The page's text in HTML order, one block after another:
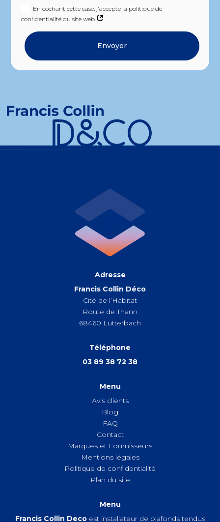
En cochant cette case, j'accepte la politique de
confidentialité du site web
Envoyer
Adresse
Francis Collin Déco
Cité de l’Habitat
Route de Thann
68460 Lutterbach
Téléphone
03 89 38 72 38
Menu
Avis clients
Blog
FAQ
Contact
Marques et Fournisseurs
Mentions légales
Politique de confidentialité
Plan du site
Menu
Francis Collin Decoest installateur de plafonds tendus